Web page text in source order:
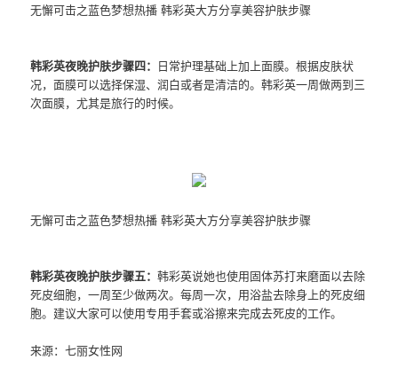
无懈可击之蓝色梦想热播 韩彩英大方分享美容护肤步骤
韩彩英夜晚护肤步骤四： 日常护理基础上加上面膜。根据皮肤状
况，面膜可以选择保湿、润白或者是清洁的。韩彩英一周做两到三
次面膜，尤其是旅行的时候。
无懈可击之蓝色梦想热播 韩彩英大方分享美容护肤步骤
韩彩英夜晚护肤步骤五：韩彩英说她也使用固体苏打来磨面以去除
死皮细胞，一周至少做两次。每周一次，用浴盐去除身上的死皮细
胞。建议大家可以使用专用手套或浴擦来完成去死皮的工作。
来源：七丽女性网